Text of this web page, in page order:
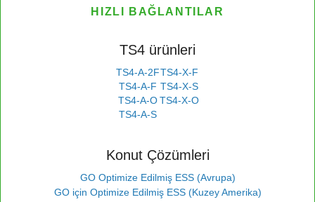
HIZLI BAĞLANTILAR
TS4 ürünleri
TS4-A-2F
TS4-A-F
TS4-A-O
TS4-A-S
TS4-X-F
TS4-X-S
TS4-X-O
Konut Çözümleri
GO Optimize Edilmiş ESS (Avrupa)
GO için Optimize Edilmiş ESS (Kuzey Amerika)